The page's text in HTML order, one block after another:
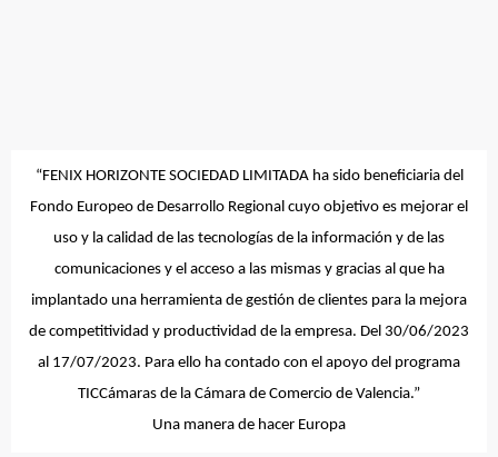
“FENIX HORIZONTE SOCIEDAD LIMITADA ha sido beneficiaria del
Fondo Europeo de Desarrollo Regional cuyo objetivo es mejorar el
uso y la calidad de las tecnologías de la información y de las
comunicaciones y el acceso a las mismas y gracias al que ha
implantado una herramienta de gestión de clientes para la mejora
de competitividad y productividad de la empresa. Del 30/06/2023
al 17/07/2023. Para ello ha contado con el apoyo del programa
TICCámaras de la Cámara de Comercio de Valencia.”
Una manera de hacer Europa